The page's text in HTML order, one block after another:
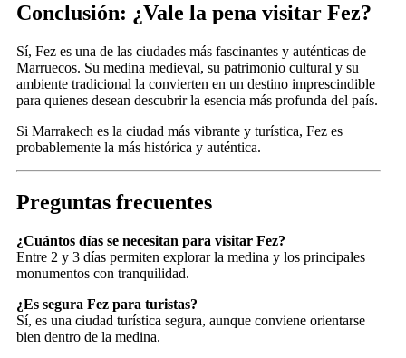
Conclusión: ¿Vale la pena visitar Fez?
Sí, Fez es una de las ciudades más fascinantes y auténticas de
Marruecos. Su medina medieval, su patrimonio cultural y su
ambiente tradicional la convierten en un destino imprescindible
para quienes desean descubrir la esencia más profunda del país.
Si Marrakech es la ciudad más vibrante y turística, Fez es
probablemente la más histórica y auténtica.
Preguntas frecuentes
¿Cuántos días se necesitan para visitar Fez?
Entre 2 y 3 días permiten explorar la medina y los principales
monumentos con tranquilidad.
¿Es segura Fez para turistas?
Sí, es una ciudad turística segura, aunque conviene orientarse
bien dentro de la medina.